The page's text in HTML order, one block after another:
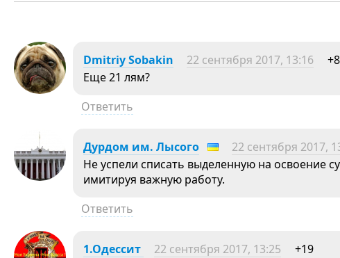
Dmitriy Sobakin 22 сентября 2017, 13:16
+8
Еще 21 лям?
Ответить
Дурдом им. Лысого 22 сентября 2017,
Не успели списать выделенную на освоение
имитируя важную работу.
Ответить
1.Одессит 22 сентября 2017, 13:25
+19